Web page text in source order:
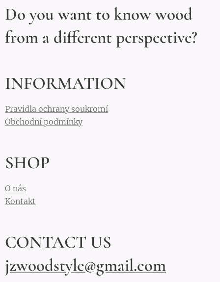
Do you want to know wood
from a different perspective?
INFORMATION
Pravidla ochrany soukromí
Obchodní podmínky
SHOP
O nás
Kontakt
CONTACT US
jzwoodstyle@gmail.com